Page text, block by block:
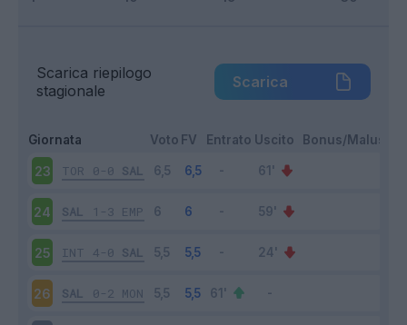
Scarica riepilogo
stagionale
Scarica
Giornata Voto FV Entrato Uscito Bonus/Malus
23 TOR 0-0 SAL
24 SAL 1-3 EMP
25 INT 4-0 SAL
26 SAL 0-2 MON